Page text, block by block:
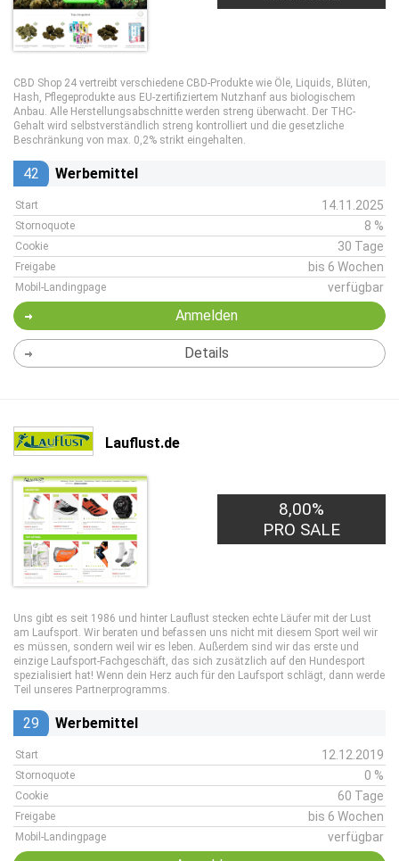
CBD Shop 24 vertreibt verschiedene CBD-Produkte wie Öle, Liquids, Blüten,
Hash, Pflegeprodukte aus EU-zertifiziertem Nutzhanf aus biologischem
Anbau. Alle Herstellungsabschnitte werden streng überwacht. Der THC-
Gehalt wird selbstverständlich streng kontrolliert und die gesetzliche
Beschränkung von max. 0,2% strikt eingehalten.
42 Werbemittel
Start 14.11.2025
Stornoquote 8 %
Cookie 30 Tage
Freigabe bis 6 Wochen
Mobil-Landingpage verfügbar
Anmelden
Details
Lauflust.de
8,00%
PRO SALE
Uns gibt es seit 1986 und hinter Lauflust stecken echte Läufer mit der Lust
am Laufsport. Wir beraten und befassen uns nicht mit diesem Sport weil wir
es müssen, sondern weil wir es leben. Außerdem sind wir das erste und
einzige Laufsport-Fachgeschäft, das sich zusätzlich auf den Hundesport
spezialisiert hat! Wenn dein Herz auch für den Laufsport schlägt, dann werde
Teil unseres Partnerprogramms.
29 Werbemittel
Start 12.12.2019
Stornoquote 0 %
Cookie 60 Tage
Freigabe bis 6 Wochen
Mobil-Landingpage verfügbar